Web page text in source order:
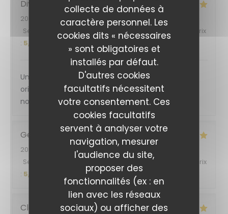
collecte de données à
caractère personnel. Les
cookies dits « nécessaires
» sont obligatoires et
installés par défaut.
D'autres cookies
facultatifs nécessitent
votre consentement. Ces
cookies facultatifs
servent à analyser votre
navigation, mesurer
l'audience du site,
proposer des
fonctionnalités (ex : en
lien avec les réseaux
sociaux) ou afficher des
Divina
2026-08-03
- 12:00 - Couverts 2
Service
Ambiance: 5 Cuisine /5
Qualité / Prix
: 5/5
Un accueil chaleureux , une cuisine et des saveurs
originales , donc comme jamais deux sans trois …
nous reviendrons !
Georg
2026-08-03
- 19:30 - Couverts 3
Service
5
Qualité / Prix
: 5/5
ClémentineC